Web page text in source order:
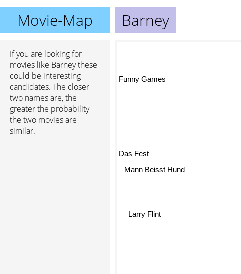
Movie-Map Barney
If you are looking for
movies like Barney these
could be interesting
candidates. The closer
two names are, the
greater the probability
the two movies are
similar.
Larry Flint
Mann Beisst Hund
Das Fest
Funny Games